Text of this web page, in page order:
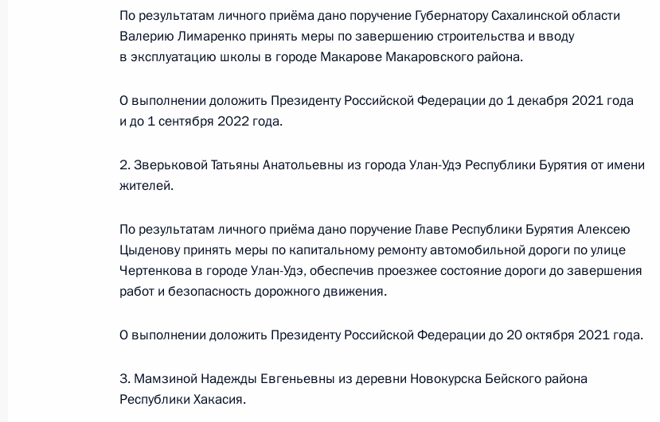
2019 года
28 октября 2020 года, 18:58
О ходе исполнения поручения, данного по итогам личного приёма в режиме видео-
Президента Российской Федерации советником Президента Российской Федерации
Александрой Левицкой в Приёмной Президента Российской Федерации по приёму
28 октября 2020 года, 18:58
О ходе исполнения поручения, данного по итогам личного приёма в режиме видео-
конференц-связи жительницы Краснодарского края, проведённого по поручению
Президента Российской Федерации заместителем Руководителя Администрации
Президента Российской Федерации Магомедсаламом Магомедовым в Приёмной
Президента Российской Федерации по приёму граждан в Москве 6 декабря
2018 года
По результатам личного приёма дано поручение Губернатору Сахалинской области
Валерию Лимаренко принять меры по завершению строительства и вводу
в эксплуатацию школы в городе Макарове Макаровского района.
О выполнении доложить Президенту Российской Федерации до 1 декабря 2021 года
и до 1 сентября 2022 года.
2. Зверьковой Татьяны Анатольевны из города Улан-Удэ Республики Бурятия от имени
жителей.
По результатам личного приёма дано поручение Главе Республики Бурятия Алексею
Цыденову принять меры по капитальному ремонту автомобильной дороги по улице
Чертенкова в городе Улан-Удэ, обеспечив проезжее состояние дороги до завершения
работ и безопасность дорожного движения.
О выполнении доложить Президенту Российской Федерации до 20 октября 2021 года.
3. Мамзиной Надежды Евгеньевны из деревни Новокурска Бейского района
Республики Хакасия.